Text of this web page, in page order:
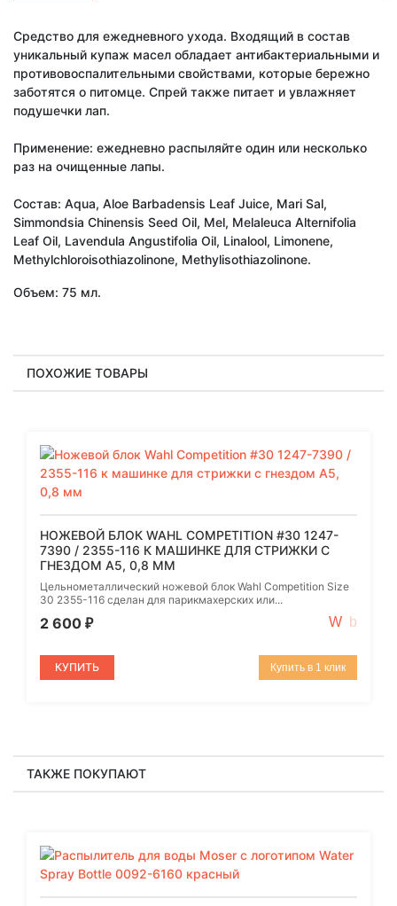
Средство для ежедневного ухода. Входящий в состав
уникальный купаж масел обладает антибактериальными и
противовоспалительными свойствами, которые бережно
заботятся о питомце. Спрей также питает и увлажняет
подушечки лап.
Применение: ежедневно распыляйте один или несколько
раз на очищенные лапы.
Состав: Aqua, Aloe Barbadensis Leaf Juice, Mari Sal,
Simmondsia Chinensis Seed Oil, Mel, Melaleuca Alternifolia
Leaf Oil, Lavendula Angustifolia Oil, Linalool, Limonene,
Methylchloroisothiazolinone, Methylisothiazolinone.
Объем: 75 мл.
ПОХОЖИЕ ТОВАРЫ
НОЖЕВОЙ БЛОК WAHL COMPETITION #30 1247-
7390 / 2355-116 К МАШИНКЕ ДЛЯ СТРИЖКИ С
ГНЕЗДОМ A5, 0,8 ММ
Цельнометаллический ножевой блок Wahl Competition Size
30 2355-116 сделан для парикмахерских или...
2 600 ₽
КУПИТЬ Купить в 1 клик
ТАКЖЕ ПОКУПАЮТ